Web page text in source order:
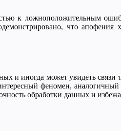
к ложноположительным
что апофения
и иногда может увидеть связи
феномен,
обработки данных и